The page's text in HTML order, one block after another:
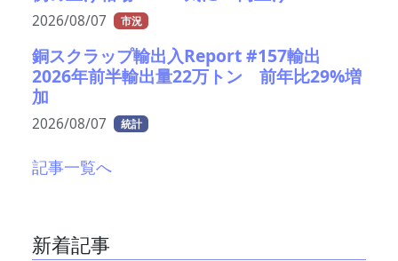
2026/08/07 市況
銅スクラップ輸出入Report #157輸出
2026年前半輸出量22万トン 前年比29%増
加
2026/08/07 統計
記事一覧へ
新着記事